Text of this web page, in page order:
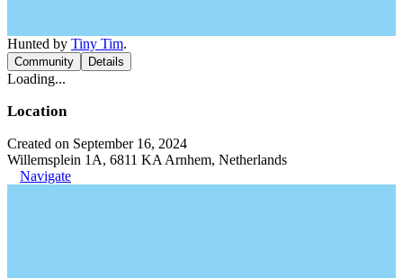
Hunted by Tiny Tim.
Community Details
Loading...
Location
Created on September 16, 2024
Willemsplein 1A, 6811 KA Arnhem, Netherlands
Navigate